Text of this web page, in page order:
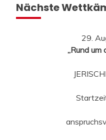
Nächste
29.
„Rund um